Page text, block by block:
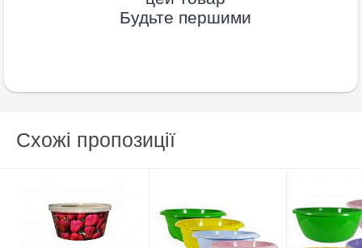
Будьте першими
Схожі пропозиції